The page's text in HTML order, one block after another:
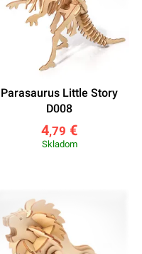
Parasaurus Little Story
D008
4,79 €
Skladom